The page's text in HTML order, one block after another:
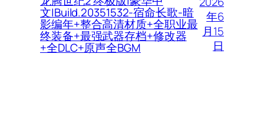
文|Build.20351532-宿命长歌-暗
影编年+整合高清材质+全职业最
终装备+最强武器存档+修改器
+全DLC+原声全BGM
年6
月15
日